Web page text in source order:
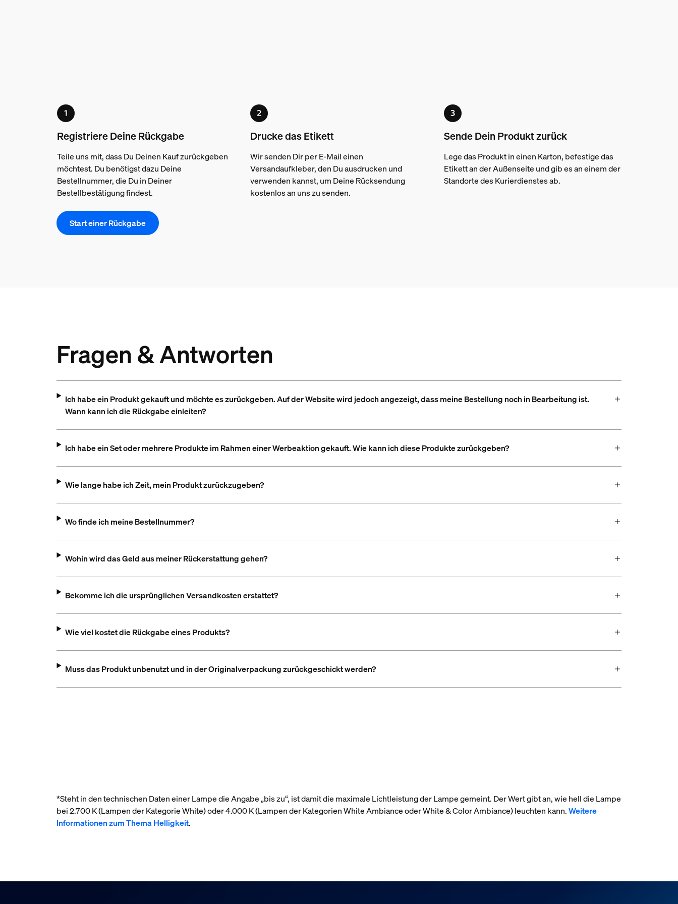
Registriere Deine Rückgabe
Teile uns mit, dass Du Deinen Kauf zurückgeben
möchtest. Du benötigst dazu Deine
Bestellnummer, die Du in Deiner
Bestellbestätigung findest.
Drucke das Etikett
Wir senden Dir per E-Mail einen
Versandaufkleber, den Du ausdrucken und
verwenden kannst, um Deine Rücksendung
kostenlos an uns zu senden.
Sende Dein Produkt zurück
Lege das Produkt in einen Karton, befestige das
Etikett an der Außenseite und gib es an einem der
Standorte des Kurierdienstes ab.
Start einer Rückgabe
Fragen & Antworten
Ich habe ein Produkt gekauft und möchte es zurückgeben. Auf der Website wird jedoch angezeigt, dass meine Bestellung noch in Bearbeitung ist.
Wann kann ich die Rückgabe einleiten?
Ich habe ein Set oder mehrere Produkte im Rahmen einer Werbeaktion gekauft. Wie kann ich diese Produkte zurückgeben?
Wie lange habe ich Zeit, mein Produkt zurückzugeben?
Wo finde ich meine Bestellnummer?
Wohin wird das Geld aus meiner Rückerstattung gehen?
Bekomme ich die ursprünglichen Versandkosten erstattet?
Wie viel kostet die Rückgabe eines Produkts?
Muss das Produkt unbenutzt und in der Originalverpackung zurückgeschickt werden?
*Steht in den technischen Daten einer Lampe die Angabe „bis zu“, ist damit die maximale Lichtleistung der Lampe gemeint. Der Wert gibt an, wie hell die Lampe
bei 2.700 K (Lampen der Kategorie White) oder 4.000 K (Lampen der Kategorien White Ambiance oder White & Color Ambiance) leuchten kann.Weitere
Informationen zum Thema Helligkeit.